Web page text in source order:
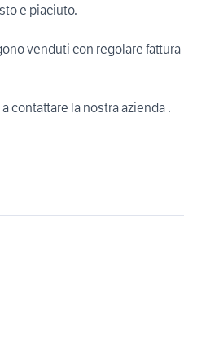
e piaciuto.
venduti con regolare fattura
contattare la nostra azienda .